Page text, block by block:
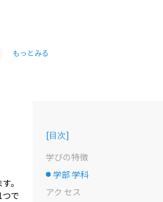
もっとみる
。
で
[目次]
学びの特徴
選択中のドット
学部 学科
アク セス